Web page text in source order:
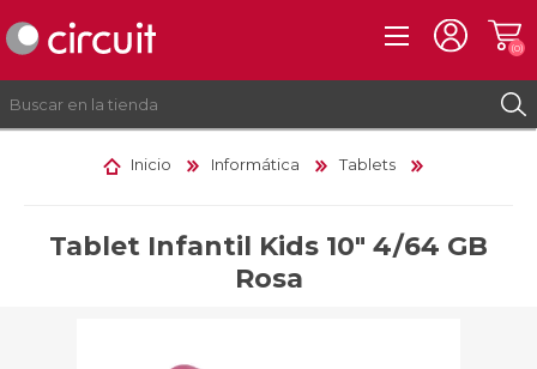
INICIAR SESIÓN
(0)
Inicio Informática Tablets
Tablet Infantil Kids 10" 4/64 GB
Rosa